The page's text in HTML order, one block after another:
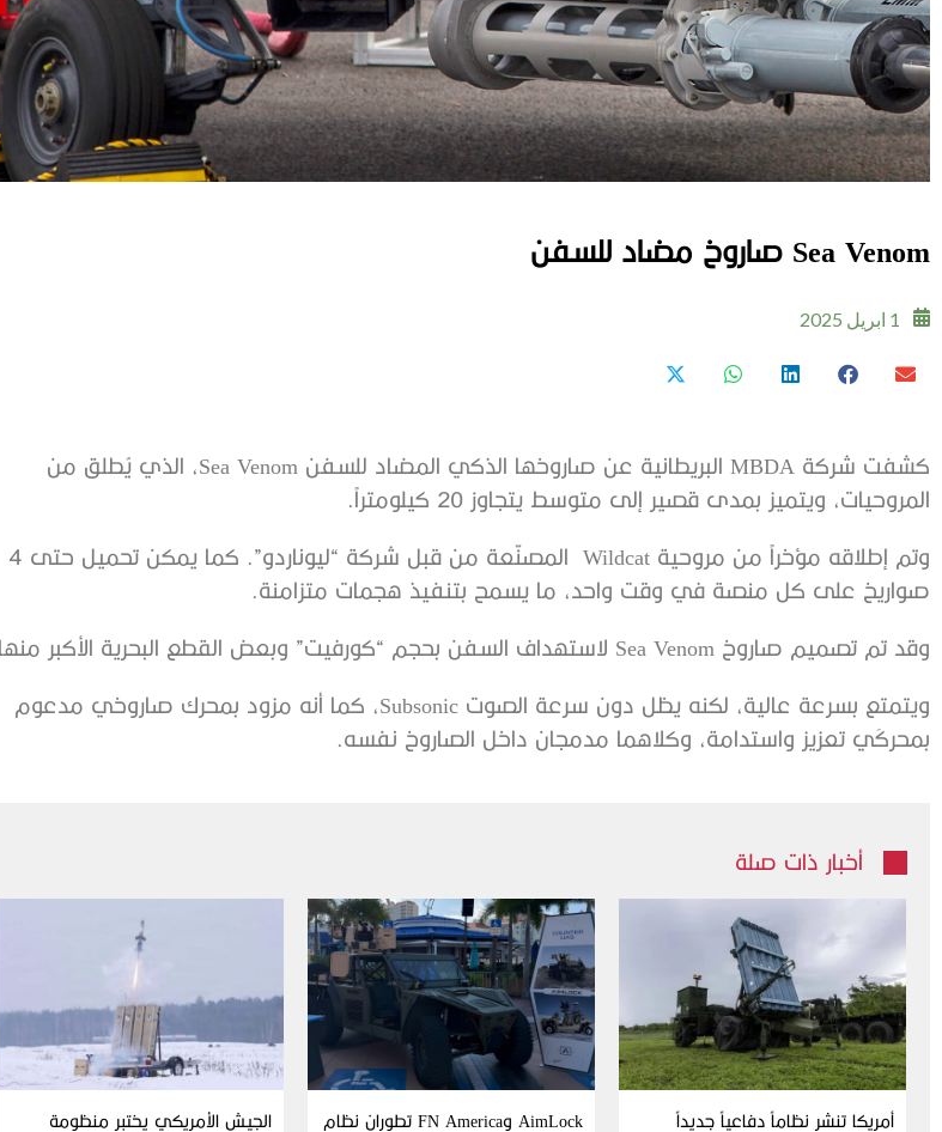
Sea Venom صاروخ مضاد للسفن
1 ابريل 2025
كشفت شركة MBDA البريطانية عن صاروخها الذكي المضاد للسفن Sea Venom، الذي يُطلق من
المروحيات، ويتميز بمدى قصير إلى متوسط يتجاوز 20 كيلومتراً.
وتم إطلاقه مؤخراً من مروحية Wildcat المصنّعة من قبل شركة “ليوناردو”. كما يمكن تحميل حتى 4
صواريخ على كل منصة في وقت واحد، ما يسمح بتنفيذ هجمات متزامنة.
وقد تم تصميم صاروخ Sea Venom لاستهداف السفن بحجم “كورفيت” وبعض القطع البحرية الأكبر منها.
ويتمتع بسرعة عالية، لكنه يظل دون سرعة الصوت Subsonic، كما أنه مزود بمحرك صاروخي مدعوم
بمحركَي تعزيز واستدامة، وكلاهما مدمجان داخل الصاروخ نفسه.
أخبار ذات صلة
أمريكا تنشر نظاماً دفاعياً جديداً
AimLock وFN America تطوران نظام
الجيش الأمريكي يختبر منظومة